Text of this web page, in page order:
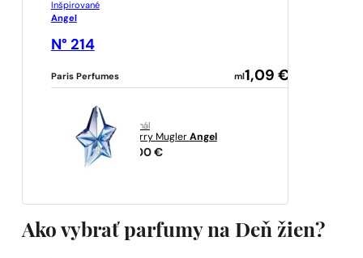
Inšpirované
Angel
N° 214
Paris Perfumes ml 1,09 €
originál
Thierry Mugler Angel
77,00 €
Ako vybrať parfumy na Deň žien?